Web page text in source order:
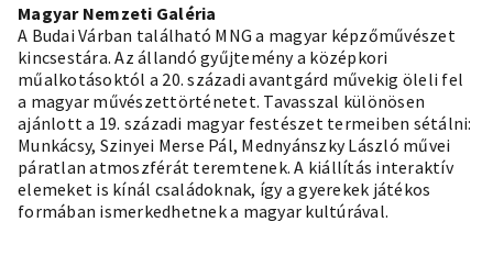
Magyar Nemzeti Galéria
A Budai Várban található MNG a magyar képzőművészet
kincsestára. Az állandó gyűjtemény a középkori
műalkotásoktól a 20. századi avantgárd művekig öleli fel
a magyar művészettörténetet. Tavasszal különösen
ajánlott a 19. századi magyar festészet termeiben sétálni:
Munkácsy, Szinyei Merse Pál, Mednyánszky László művei
páratlan atmoszférát teremtenek. A kiállítás interaktív
elemeket is kínál családoknak, így a gyerekek játékos
formában ismerkedhetnek a magyar kultúrával.